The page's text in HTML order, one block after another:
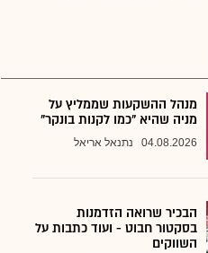
מנהל ההשקעות שממליץ על
מניה שהיא "כמו לקנות בונקר"
04.08.2026 נתנאל אריאל
הבכיר שרואה הזדמנות
בסקטור חבוט - ועוד כתבות על
השווקים